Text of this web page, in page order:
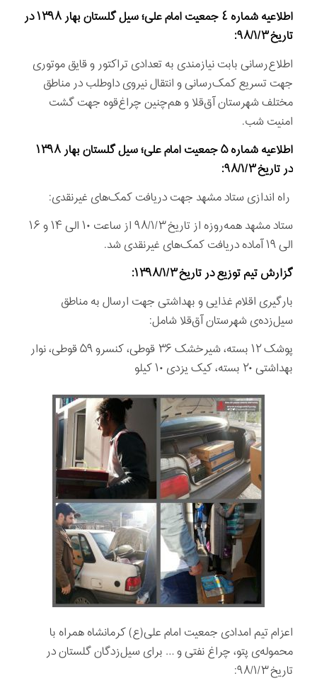
اطلاعیه شماره ٤ جمعیت امام علی؛ سیل گلستان بهار ۱۳۹۸ در
تاریخ ۹۸/۱/۳:
اطلاع‌رسانی بابت نیازمندی به تعدادی تراكتور و قايق موتوری
جهت تسریع کمک‌رسانی و انتقال نیروی داوطلب در مناطق
مختلف شهرستان آق‌قلا و هم‌چنین چراغ‌قوه جهت گشت
امنیت شب.
اطلاعیه شماره۵
جمعیت امام علی؛ سیل گلستان بهار ۱۳۹۸
در تاریخ ۹۸/۱/۳:
راه اندازی ستاد مشهد جهت دریافت کمک‌های غیرنقدی:
ستاد مشهد همه‌روزه از تاریخ ۹۸/۱/۳ از ساعت ١٠ الی ۱۴ و ۱۶
الی ۱۹ آماده دریافت کمک‌های غیرنقدی شد.
گزارش تيم توزیع در تاریخ۱۳۹۸/۱/۳:
بارگيری اقلام غذايی و بهداشتی جهت ارسال به مناطق
سيل‌زده‌ی شهرستان آق‌قلا شامل:
پوشک ۱۲ بسته، شیرخشک ۳۶ قوطی، کنسرو ۵۹ قوطی، نوار
بهداشتی ۲۰ بسته، کیک یزدی ۱۰ کیلو
اعزام تیم امدادی جمعیت امام علی(ع) کرمانشاه همراه با
محموله‌ی پتو، چراغ نفتی و … برای سیل‌زدگان گلستان در
تاریخ ۹۸/۱/۳: